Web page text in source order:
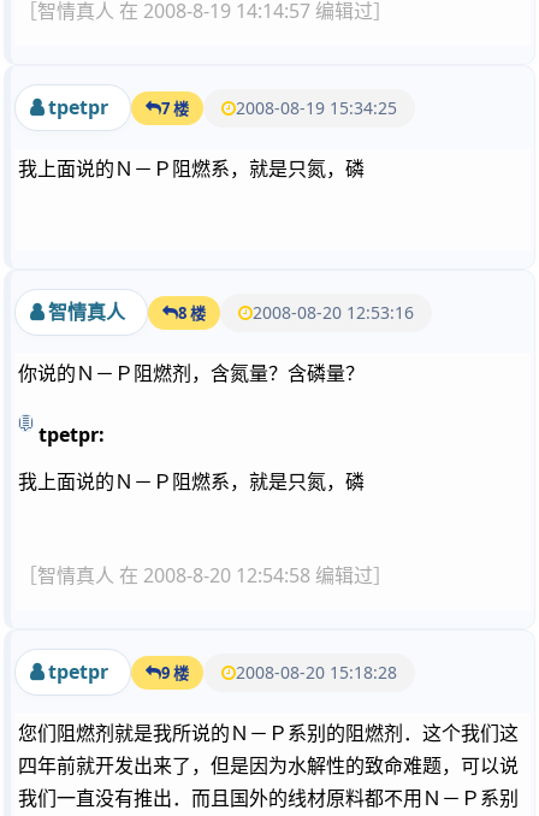
［智情真人 在 2008-8-19 14:14:57 编辑过］
tpetpr 7 楼 2008-08-19 15:34:25
我上面说的Ｎ－Ｐ阻燃系，就是只氮，磷
智情真人 8 楼 2008-08-20 12:53:16
你说的Ｎ－Ｐ阻燃剂，含氮量？含磷量？
tpetpr:
我上面说的Ｎ－Ｐ阻燃系，就是只氮，磷
［智情真人 在 2008-8-20 12:54:58 编辑过］
tpetpr 9 楼 2008-08-20 15:18:28
您们阻燃剂就是我所说的Ｎ－Ｐ系别的阻燃剂．这个我们这
四年前就开发出来了，但是因为水解性的致命难题，可以说
我们一直没有推出．而且国外的线材原料都不用Ｎ－Ｐ系别